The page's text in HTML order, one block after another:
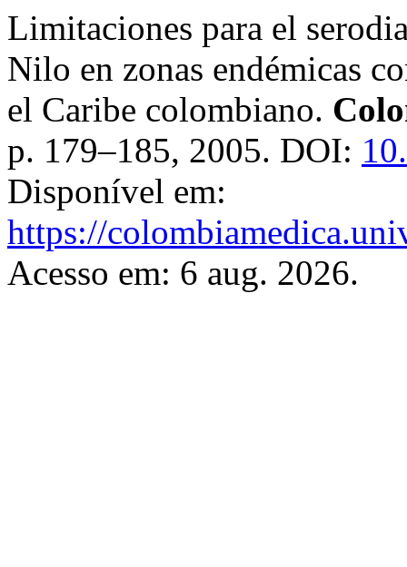
Limitaciones para el
Nilo en zonas endémicas
el Caribe colombiano.
p. 179–185, 2005. DOI:
Disponível em:
https://
Acesso em: 6 aug. 2026.